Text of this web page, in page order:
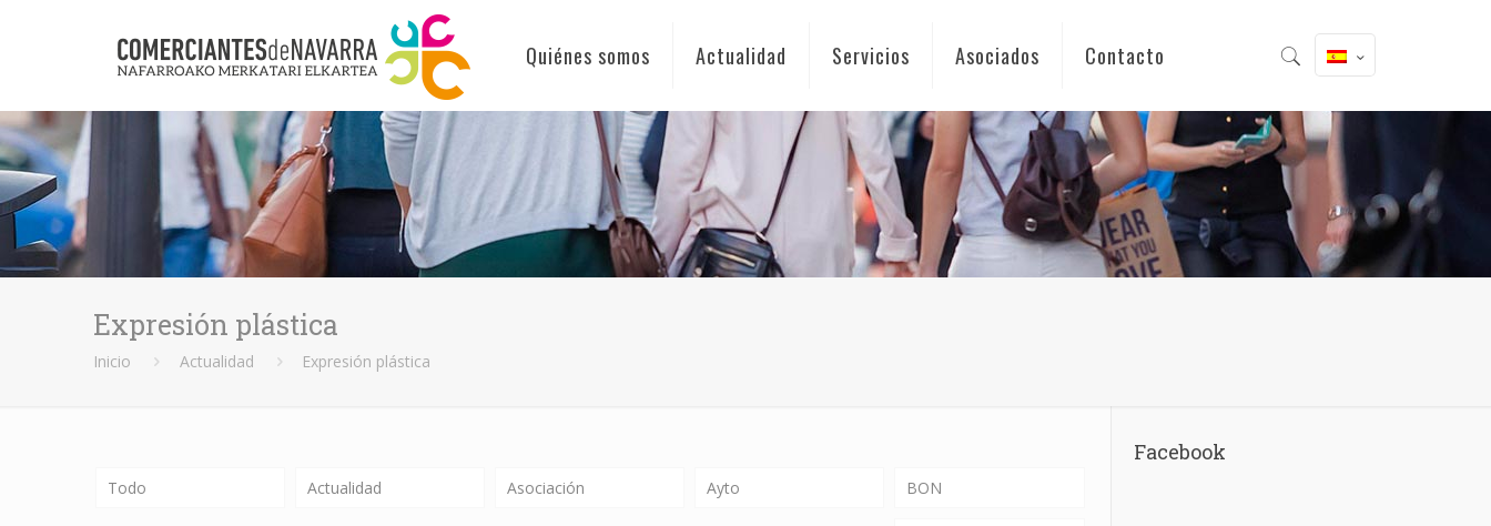
Quiénes somos Actualidad Servicios Asociados Contacto
Expresión plástica
Inicio Actualidad Expresión plástica
Todo Actualidad Asociación Ayto BON
Facebook